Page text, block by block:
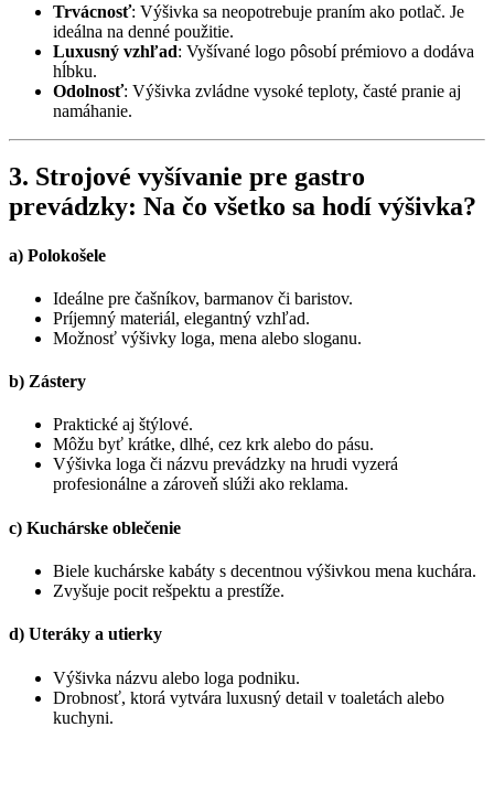
Trvácnosť: Výšivka sa neopotrebuje praním ako potlač. Je
ideálna na denné použitie.
Luxusný vzhľad: Vyšívané logo pôsobí prémiovo a dodáva
hĺbku.
Odolnosť: Výšivka zvládne vysoké teploty, časté pranie aj
namáhanie.
3. Strojové vyšívanie pre gastro
prevádzky: Na čo všetko sa hodí výšivka?
a) Polokošele
Ideálne pre čašníkov, barmanov či baristov.
Príjemný materiál, elegantný vzhľad.
Možnosť výšivky loga, mena alebo sloganu.
b) Zástery
Praktické aj štýlové.
Môžu byť krátke, dlhé, cez krk alebo do pásu.
Výšivka loga či názvu prevádzky na hrudi vyzerá
profesionálne a zároveň slúži ako reklama.
c) Kuchárske oblečenie
Biele kuchárske kabáty s decentnou výšivkou mena kuchára.
Zvyšuje pocit rešpektu a prestíže.
d) Uteráky a utierky
Výšivka názvu alebo loga podniku.
Drobnosť, ktorá vytvára luxusný detail v toaletách alebo
kuchyni.